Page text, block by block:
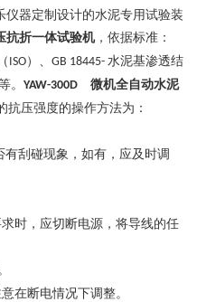
器定制设计的水泥专用试验装
抗折一体试验机，依据标准：
ISO）、 GB 18445- 水泥基渗透结
。 YAW-300D 微机全自动水泥
抗压强度的操作方法为：
刮碰现象，如有，应及时调
时，应切断电源，将导线的任
在断电情况下调整。